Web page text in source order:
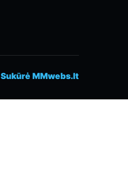
Sukūrė MMwebs.lt